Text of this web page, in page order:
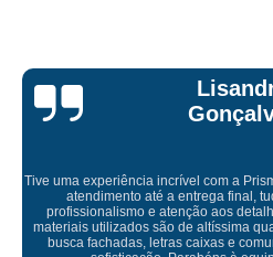
Lisandro
Gonçalves
experiência incrível com a Prisma
até a entrega final, tudo foi
e atenção aos detalhes. As
utilizados são de altíssima qualidade.
fachadas, letras caixas e comunicação